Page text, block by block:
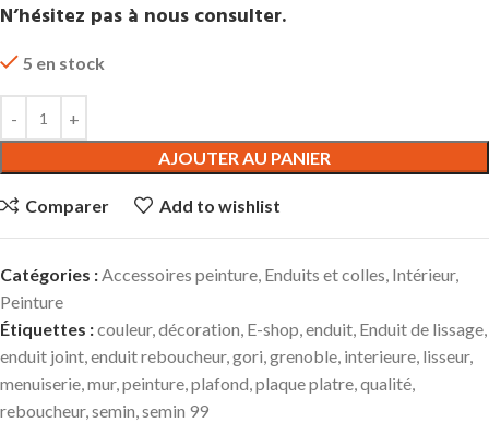
N’hésitez pas à nous consulter.
5 en stock
AJOUTER AU PANIER
Comparer Add to wishlist
Catégories :Accessoires peinture, Enduits et colles, Intérieur,
Peinture
Étiquettes :couleur,décoration, E-shop,enduit, Enduit de lissage,
enduit joint,enduit reboucheur,gori,grenoble, interieure, lisseur,
menuiserie,mur,peinture,plafond,plaque platre,qualité,
reboucheur,semin,semin 99